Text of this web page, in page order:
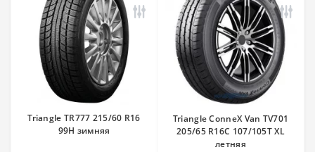
Triangle TR777 215/60 R16
99H зимняя
Triangle ConneX Van TV701
205/65 R16C 107/105T XL
летняя